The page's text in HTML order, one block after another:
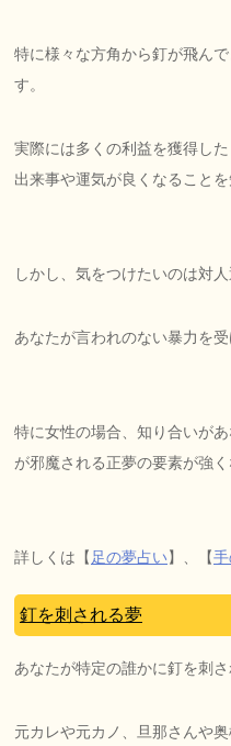
特に様々な方角から釘が飛ん
す。
実際には多くの利益を獲得し
出来事や運気が良くなることを
しかし、気をつけたいのは対人
あなたが言われのない暴力を
特に女性の場合、知り合いが
が邪魔される正夢の要素が強
詳しくは【 足の夢占い】、【
釘を刺される夢
あなたが特定の誰かに釘を刺
元カレや元カノ、旦那さんや